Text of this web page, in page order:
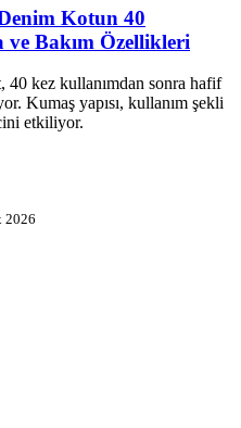
Kotun 40
Bakım Özellikleri
40 kez kullanımdan sonra hafif
Kumaş yapısı, kullanım şekli
etkiliyor.
2026